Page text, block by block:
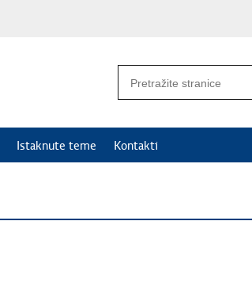
Istaknute teme Kontakti